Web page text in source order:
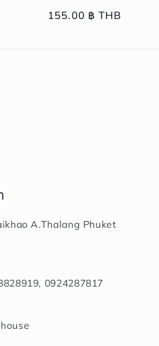
Regular
155.00 ฿ THB
A.Thalang Phuket
0924287817